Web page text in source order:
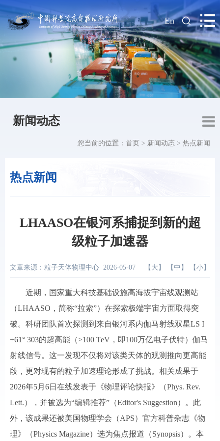
| En
新闻动态
热点新闻
您当前的位置： 首页 > 新闻动态 > 热点新闻
LHAASO在银河系捕捉到新的超
级粒子加速器
文章来源：粒子天体物理中心 2026-05-07 【 大 】 【 中 】 【 小 】
近期，国家重大科技基础设施高海拔宇宙线观测站
（LHAASO，简称“拉索”）在探索极端宇宙方面取得突
破。科研团队首次探测到来自银河系内伽马射线双星LS I
+61° 303的超高能（>100 TeV，即100万亿电子伏特）伽马
射线信号。这一发现不仅将对该类天体的观测推向更高能
段，更对现有的粒子加速理论形成了挑战。相关成果于
2026年5月6日在线发表于《物理评论快报》（Phys. Rev.
Lett.），并被选为“编辑推荐”（Editor's Suggestion）。此
外，该成果还被美国物理学会（APS）官方科普杂志《物
理》（Physics Magazine）选为焦点报道（Synopsis）。本